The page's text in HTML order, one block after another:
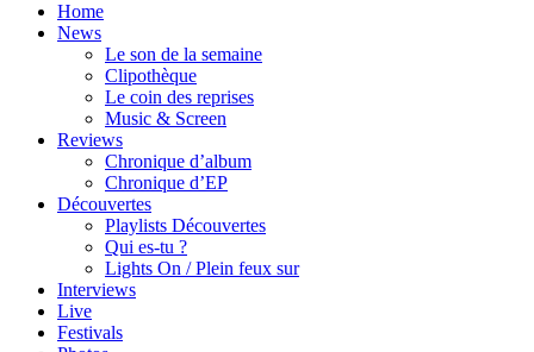
Home
News
Le son de la semaine
Clipothèque
Le coin des reprises
Music & Screen
Reviews
Chronique d’album
Chronique d’EP
Découvertes
Playlists Découvertes
Qui es-tu ?
Lights On / Plein feux sur
Interviews
Live
Festivals